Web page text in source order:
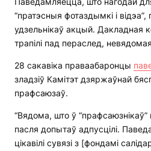
“пратэсныя фотаздымкі і відэа”,
удзельнікаў акцый. Дакладная
трапілі пад пераслед,
28 сакавіка праваабаронцы
зладзіў Камітэт дзяржаўнай
прафсаюзаў.
“Вядома, што ў “прафсаюзнікаў”
пасля допытаў адпусцілі.
цікавілі сувязі з [фондамі